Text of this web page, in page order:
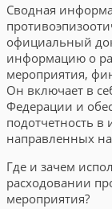
Сводная
официальный
информацию о
мероприятия,
Он включает в
Федерации и
подотчетность
направленных
Где и зачем
расходовании
мероприятия?